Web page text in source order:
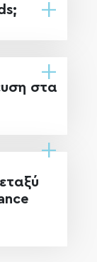
στα